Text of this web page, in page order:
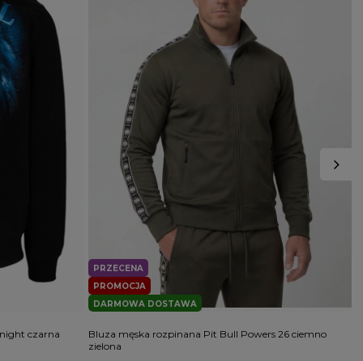
czarna
PROMOCJA
PRZECENA
DARMOWA DOSTAWA
Bluza męska rozpinana Pit Bull Powers 26 ciemno
zielona